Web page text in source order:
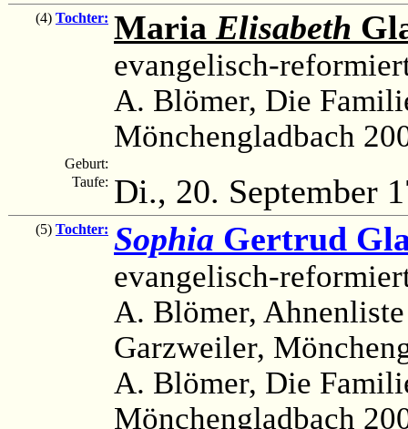
(4) Tochter: Maria Elisabeth
evangelisch-
A. Blömer, Die
Mönchengladbach
Geburt:
Taufe: Di., 20. September
(5) Tochter: Sophia Gertrud
evangelisch-
A. Blömer,
Garzweiler,
A. Blömer, Die
Mönchengladbach